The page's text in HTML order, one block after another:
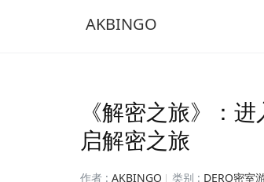
AKBINGO
《解密之旅》：
启解密之旅
作者 : AKBINGO 类别 : DERO密室